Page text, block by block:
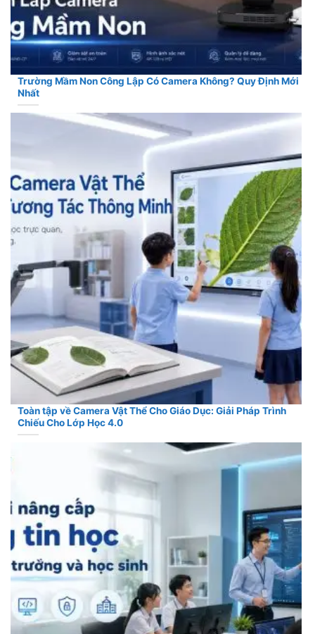
Trường Mầm Non Công Lập Có Camera Không? Quy Định Mới
Nhất
Toàn tập về Camera Vật Thể Cho Giáo Dục: Giải Pháp Trình
Chiếu Cho Lớp Học 4.0